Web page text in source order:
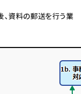
資料の郵送を行う業